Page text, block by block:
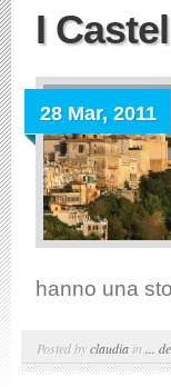
I
28 Mar, 2011
hanno una
Posted byclaudia in ...